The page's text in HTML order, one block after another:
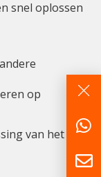
snel oplossen
op
van het